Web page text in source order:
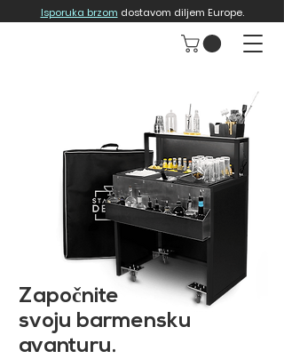
Isporuka brzom dostavom diljem Europe.
Započnite
svoju barmensku
avanturu.​